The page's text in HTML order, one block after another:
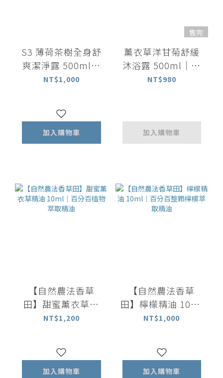
S3 薄荷茶樹全身舒
爽潔淨露 500ml｜
洗髮沐浴 All in one
NT$1,000
加入購物車
售完
薰衣草洋甘菊舒緩
沐浴露 500ml｜放
鬆舒緩
NT$980
加入購物車
【自然農法香草
田】甜蜜薰衣草精
油 10ml｜百分百植
NT$1,200
加入購物車
【自然農法香草
田】檸檬精油 10ml
｜百分百整顆檸檬
NT$1,000
加入購物車